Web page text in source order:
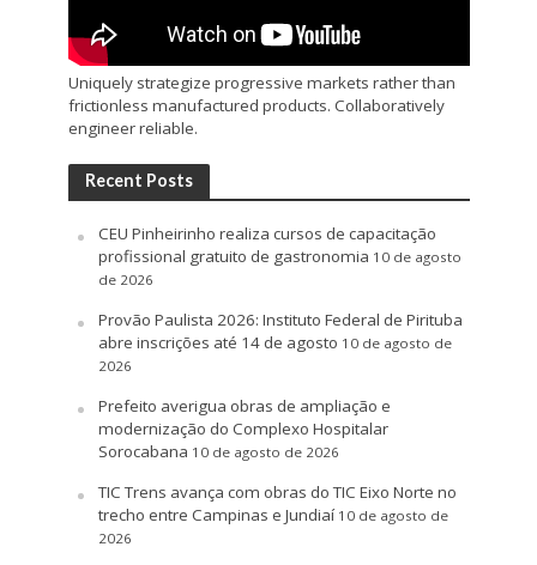
Uniquely strategize progressive markets rather than
frictionless manufactured products. Collaboratively
engineer reliable.
Recent Posts
CEU Pinheirinho realiza cursos de capacitação
profissional gratuito de gastronomia 10 de agosto
de 2026
Provão Paulista 2026: Instituto Federal de Pirituba
abre inscrições até 14 de agosto 10 de agosto de
2026
Prefeito averigua obras de ampliação e
modernização do Complexo Hospitalar
Sorocabana 10 de agosto de 2026
TIC Trens avança com obras do TIC Eixo Norte no
trecho entre Campinas e Jundiaí 10 de agosto de
2026